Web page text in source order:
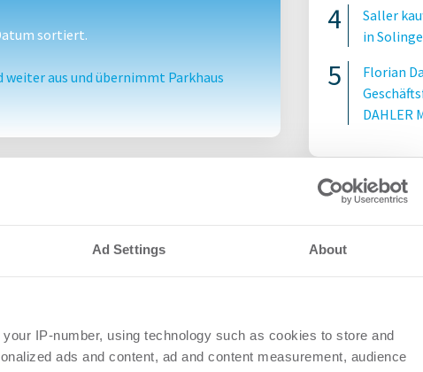
Ad Settings About
IP-number, using technology such as cookies to store and
ads and content, ad and content measurement, audience
sortiert.
aus und übernimmt Parkhaus
Saller
in
Florian
DAHLER
Damit Du
Gestalte
Dein